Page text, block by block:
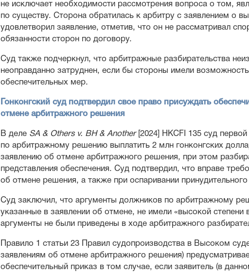
не исключает необходимости рассмотрения вопроса о том,
по существу. Сторона обратилась к арбитру с заявлением о
удовлетворил заявление, отметив, что он не рассматривал
обязанности сторон по договору.
Суд также подчеркнул, что арбитражные разбирательства
неоправданно затруднен, если бы стороны имели
обеспечительных мер.
Гонконгский суд подтвердил свое право присуждать
отмене арбитражного решения
В деле SA & Others v. BH & Another[2024] HKCFI 135 суд
по арбитражному решению выплатить 2 млн гонконгских
заявлению об отмене арбитражного решения, при этом
представления обеспечения. Суд подтвердил, что вправе
об отмене решения, а также при оспаривании
Суд заключил, что аргументы должников по арбитражному
указанные в заявлении об отмене, не имели «высокой степени
аргументы не были приведены в ходе арбитражного
Правило 1 статьи 23 Правил судопроизводства в Высоком
заявлениям об отмене арбитражного решения)
обеспечительный приказ в том случае, если заявитель (в